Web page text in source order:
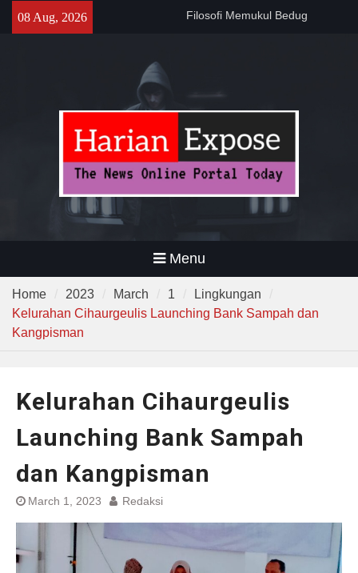
08 Aug, 2026
Sebelum Sholat Jum’at
Temuan 995 Airsoft Gun dan
Narkoba di Sekolah Kebayoran
Lama, DPR Minta Diusut
Tuntas
Menu
Home 2023 March 1
Lingkungan
Kelurahan Cihaurgeulis Launching Bank Sampah dan
Kangpisman
Kelurahan Cihaurgeulis
Launching Bank Sampah
dan Kangpisman
March 1, 2023 Redaksi